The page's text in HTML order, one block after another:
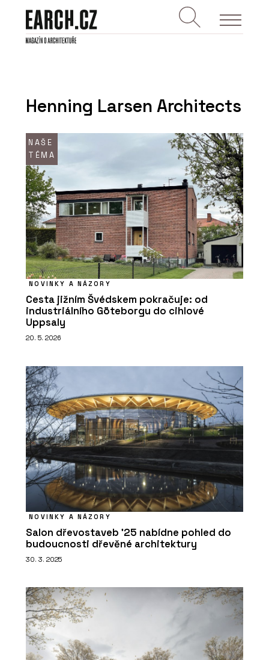
Henning Larsen Architects
NAŠE
TÉMA
NOVINKY A NÁZORY
Cesta jižním Švédskem pokračuje: od
industriálního Göteborgu do cihlové
Uppsaly
20. 5. 2026
NOVINKY A NÁZORY
Salon dřevostaveb ’25 nabídne pohled do
budoucnosti dřevěné architektury
30. 3. 2025